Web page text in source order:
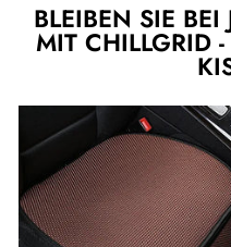
BLEIBEN SIE BEI
MIT CHILLGRID